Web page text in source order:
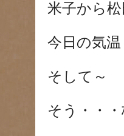
米子から松
今日の気
そして～
そう・・・